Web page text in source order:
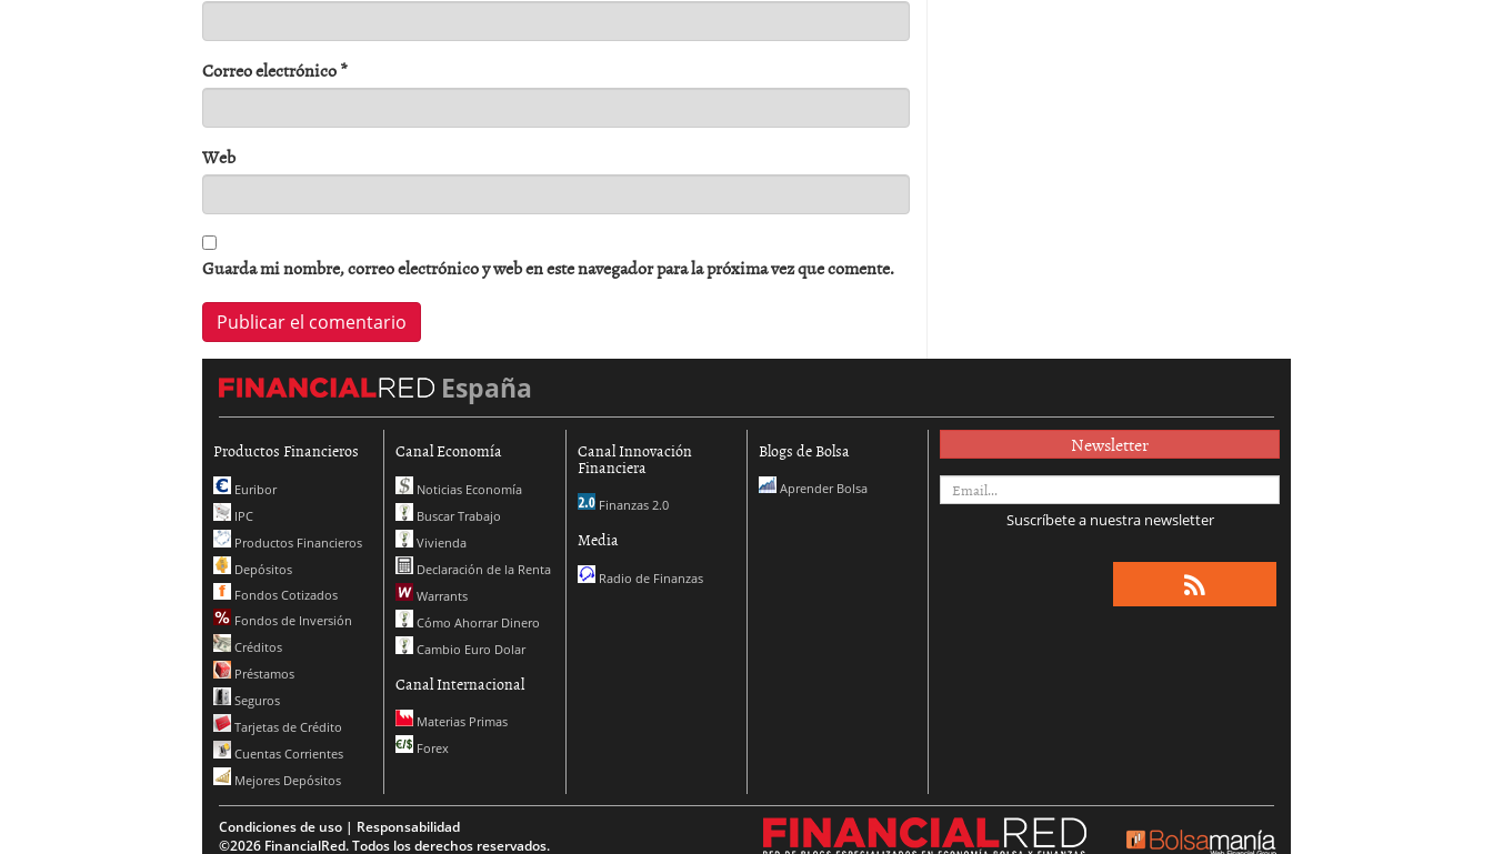
Correo electrónico*
Web
Guarda mi nombre, correo electrónico y web en este navegador para la próxima vez que comente.
España
Productos Financieros
Euribor
IPC
Productos Financieros
Depósitos
Fondos Cotizados
Fondos de Inversión
Créditos
Préstamos
Seguros
Tarjetas de Crédito
Cuentas Corrientes
Mejores Depósitos
Canal Economía
Noticias Economía
Buscar Trabajo
Vivienda
Declaración de la Renta
Warrants
Cómo Ahorrar Dinero
Cambio Euro Dolar
Canal Internacional
Materias Primas
Forex
Canal Innovación
Financiera
Finanzas 2.0
Media
Radio de Finanzas
Blogs de Bolsa
Aprender Bolsa
Newsletter
Suscríbete a nuestra newsletter
Condiciones de uso | Responsabilidad
©2026 FinancialRed. Todos los derechos reservados.